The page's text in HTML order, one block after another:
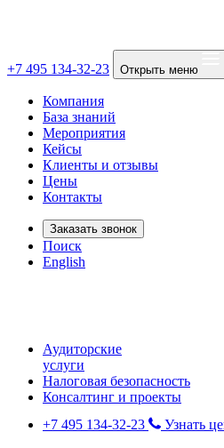
+7 495 134-32-23 Открыть меню
Компания
База знаний
Мероприятия
Кейсы
Клиенты и отзывы
Цены
Контакты
Заказать звонок
Поиск
English
Аудиторские
услуги
Налоговая безопасность
Консалтинг и проекты
+7 495 134-32-23
Узнать